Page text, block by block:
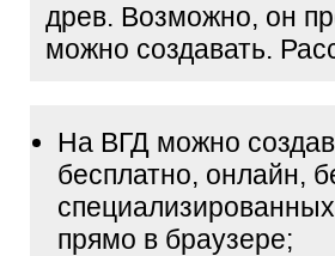
древ. Возможно, он
можно создавать.
На ВГД можно
бесплатно, онлайн,
прямо в браузере;